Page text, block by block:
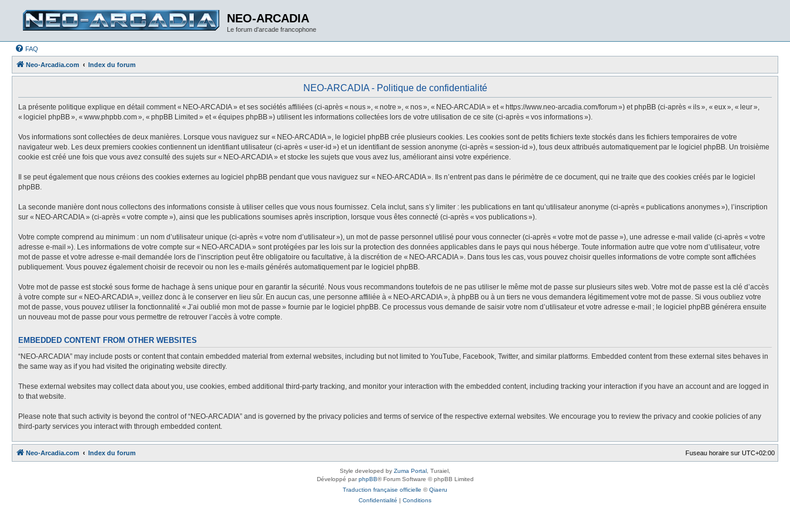
NEO-ARCADIA
Le forum d'arcade francophone
FAQ
Neo-Arcadia.com Index du forum
NEO-ARCADIA - Politique de confidentialité
La présente politique explique en détail comment « NEO-ARCADIA » et ses sociétés affiliées (ci-après « nous », « notre », « nos », « NEO-ARCADIA » et « https://www.neo-arcadia.com/forum ») et phpBB (ci-après « ils », « eux », « leur »,
« logiciel phpBB », « www.phpbb.com », « phpBB Limited » et « équipes phpBB ») utilisent les informations collectées lors de votre utilisation de ce site (ci-après « vos informations »).
Vos informations sont collectées de deux manières. Lorsque vous naviguez sur « NEO-ARCADIA », le logiciel phpBB crée plusieurs cookies. Les cookies sont de petits fichiers texte stockés dans les fichiers temporaires de votre
navigateur web. Les deux premiers cookies contiennent un identifiant utilisateur (ci-après « user-id ») et un identifiant de session anonyme (ci-après « session-id »), tous deux attribués automatiquement par le logiciel phpBB. Un troisième
cookie est créé une fois que vous avez consulté des sujets sur « NEO-ARCADIA » et stocke les sujets que vous avez lus, améliorant ainsi votre expérience.
Il se peut également que nous créions des cookies externes au logiciel phpBB pendant que vous naviguez sur « NEO-ARCADIA ». Ils n’entrent pas dans le périmètre de ce document, qui ne traite que des cookies créés par le logiciel
phpBB.
La seconde manière dont nous collectons des informations consiste à utiliser celles que vous nous fournissez. Cela inclut, sans s’y limiter : les publications en tant qu’utilisateur anonyme (ci-après « publications anonymes »), l’inscription
sur « NEO-ARCADIA » (ci-après « votre compte »), ainsi que les publications soumises après inscription, lorsque vous êtes connecté (ci-après « vos publications »).
Votre compte comprend au minimum : un nom d’utilisateur unique (ci-après « votre nom d’utilisateur »), un mot de passe personnel utilisé pour vous connecter (ci-après « votre mot de passe »), une adresse e-mail valide (ci-après « votre
adresse e-mail »). Les informations de votre compte sur « NEO-ARCADIA » sont protégées par les lois sur la protection des données applicables dans le pays qui nous héberge. Toute information autre que votre nom d’utilisateur, votre
mot de passe et votre adresse e-mail demandée lors de l’inscription peut être obligatoire ou facultative, à la discrétion de « NEO-ARCADIA ». Dans tous les cas, vous pouvez choisir quelles informations de votre compte sont affichées
publiquement. Vous pouvez également choisir de recevoir ou non les e-mails générés automatiquement par le logiciel phpBB.
Votre mot de passe est stocké sous forme de hachage à sens unique pour en garantir la sécurité. Nous vous recommandons toutefois de ne pas utiliser le même mot de passe sur plusieurs sites web. Votre mot de passe est la clé d’accès
à votre compte sur « NEO-ARCADIA », veillez donc à le conserver en lieu sûr. En aucun cas, une personne affiliée à « NEO-ARCADIA », à phpBB ou à un tiers ne vous demandera légitimement votre mot de passe. Si vous oubliez votre
mot de passe, vous pouvez utiliser la fonctionnalité « J’ai oublié mon mot de passe » fournie par le logiciel phpBB. Ce processus vous demande de saisir votre nom d’utilisateur et votre adresse e-mail ; le logiciel phpBB générera ensuite
un nouveau mot de passe pour vous permettre de retrouver l’accès à votre compte.
EMBEDDED CONTENT FROM OTHER WEBSITES
“NEO-ARCADIA” may include posts or content that contain embedded material from external websites, including but not limited to YouTube, Facebook, Twitter, and similar platforms. Embedded content from these external sites behaves in
the same way as if you had visited the originating website directly.
These external websites may collect data about you, use cookies, embed additional third-party tracking, and monitor your interaction with the embedded content, including tracking your interaction if you have an account and are logged in
to that website.
Please note that such activity is beyond the control of “NEO-ARCADIA” and is governed by the privacy policies and terms of service of the respective external websites. We encourage you to review the privacy and cookie policies of any
third-party services you interact with through embedded content.
Neo-Arcadia.com Index du forum Fuseau horaire sur UTC+02:00
Style developed by Zuma Portal , Turaiel,
Développé parphpBB® Forum Software © phpBB Limited
Traduction française officielle ©Qiaeru
Confidentialité | Conditions